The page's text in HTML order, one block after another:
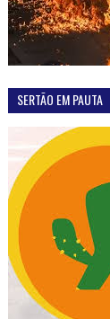
SERTÃO EM PAUTA